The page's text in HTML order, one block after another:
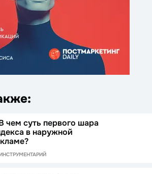
чем суть первого шара
в наружной